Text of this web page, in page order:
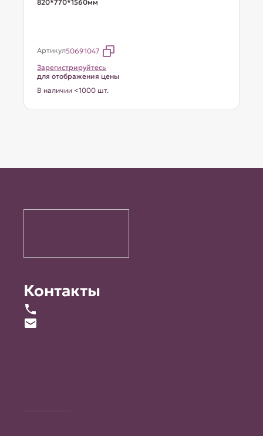
820*770*1560мм
Артикул50691047
Зарегистрируйтесь
для отображения цены
В наличии <1000 шт.
Контакты